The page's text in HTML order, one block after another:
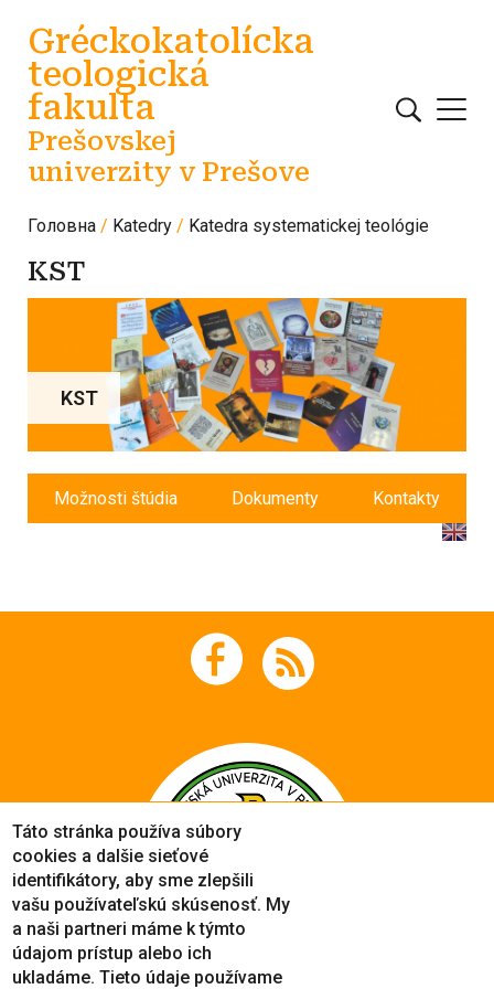
Gréckokatolícka
teologická
fakulta
Prešovskej
univerzity v Prešove
Головна Katedry Katedra systematickej teológie
KST
KST
Možnosti štúdia Dokumenty Kontakty
Táto stránka používa súbory
cookies a dalšie sieťové
identifikátory, aby sme zlepšili
vašu používateľskú skúsenosť. My
a naši partneri máme k týmto
údajom prístup alebo ich
ukladáme. Tieto údaje používame